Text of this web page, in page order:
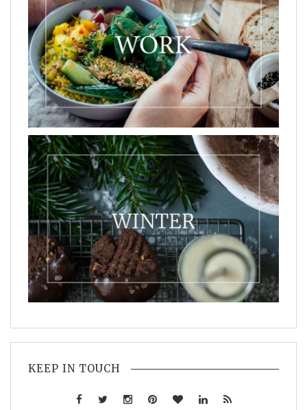
KEEP IN TOUCH